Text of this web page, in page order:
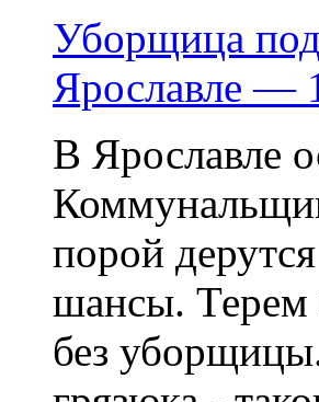
Уборщица
Ярославле —
В Ярославле
порой
шансы. Терем
без